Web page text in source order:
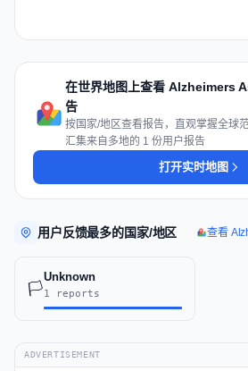
在世界地图上查看 Alzheimers
告
按国家/地区查看报告，直观掌握全球
汇集来自多地的 1 份用户报告
打开实时地图
用户反馈最多的国家/地区 查看
🏳️
Unknown
1 reports
ADVERTISEMENT